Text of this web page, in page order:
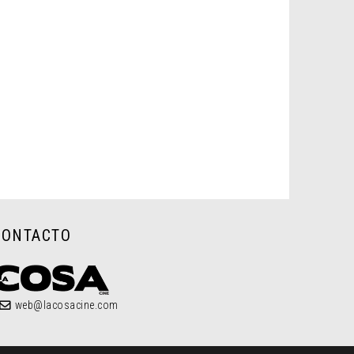
web@lacosacine.com